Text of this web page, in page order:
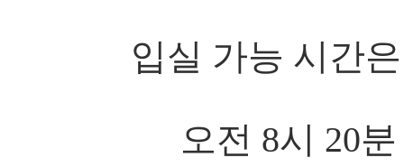
입실 가능 시간
오전 8시 20